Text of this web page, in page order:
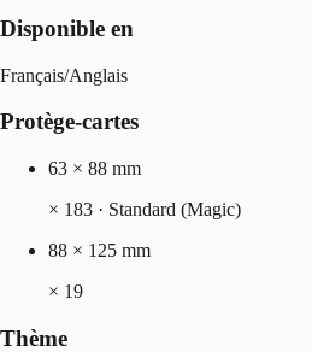
Disponible en
Français/Anglais
Protège-cartes
63 × 88 mm
× 183 · Standard (Magic)
88 × 125 mm
× 19
Thème